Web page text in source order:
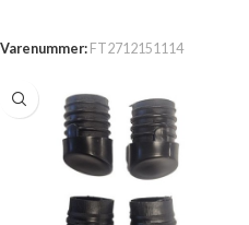
Varenummer: FT2712151114